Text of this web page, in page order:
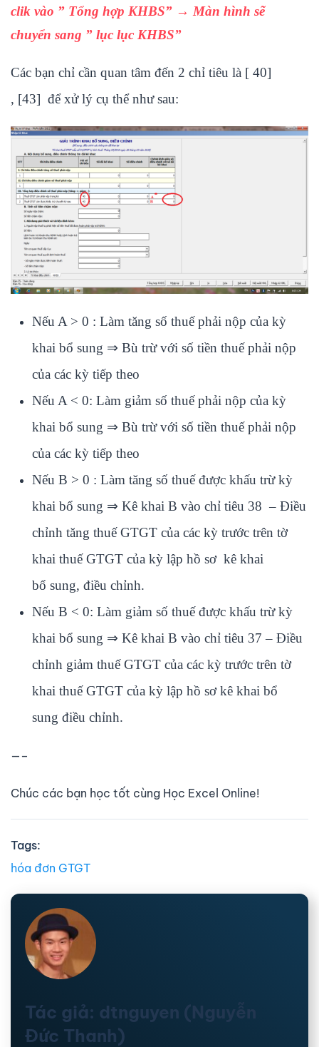
clik vào ” Tổng hợp KHBS” → Màn hình sẽ
chuyển sang ” lục lục KHBS”
Các bạn chỉ cần quan tâm đến 2 chỉ tiêu là [ 40]
, [43] để xử lý cụ thể như sau:
Nếu A > 0 : Làm tăng số thuế phải nộp của kỳ
khai bổ sung ⇒ Bù trừ với số tiền thuế phải nộp
của các kỳ tiếp theo
Nếu A < 0: Làm giảm số thuế phải nộp của kỳ
khai bổ sung ⇒ Bù trừ với số tiền thuế phải nộp
của các kỳ tiếp theo
Nếu B > 0 : Làm tăng số thuế được khấu trừ kỳ
khai bổ sung ⇒ Kê khai B vào chỉ tiêu 38 – Điều
chỉnh tăng thuế GTGT của các kỳ trước trên tờ
khai thuế GTGT của kỳ lập hồ sơ kê khai
bổ sung, điều chỉnh.
Nếu B < 0: Làm giảm số thuế được khấu trừ kỳ
khai bổ sung ⇒ Kê khai B vào chỉ tiêu 37 – Điều
chỉnh giảm thuế GTGT của các kỳ trước trên tờ
khai thuế GTGT của kỳ lập hồ sơ kê khai bổ
sung điều chỉnh.
—–
Chúc các bạn học tốt cùng Học Excel Online!
Tags:
hóa đơn GTGT
Tác giả: dtnguyen (Nguyễn
Đức Thanh)